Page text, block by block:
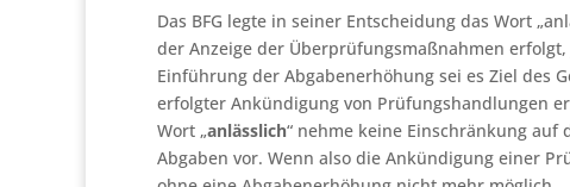
Das BFG legte in seiner Entscheidung das Wort
der Anzeige der Überprüfungsmaßnahmen
Einführung der Abgabenerhöhung sei es Ziel des
erfolgter Ankündigung von Prüfungshandlungen
Wort „anlässlich“ nehme keine Einschränkung
Abgaben vor. Wenn also die Ankündigung einer